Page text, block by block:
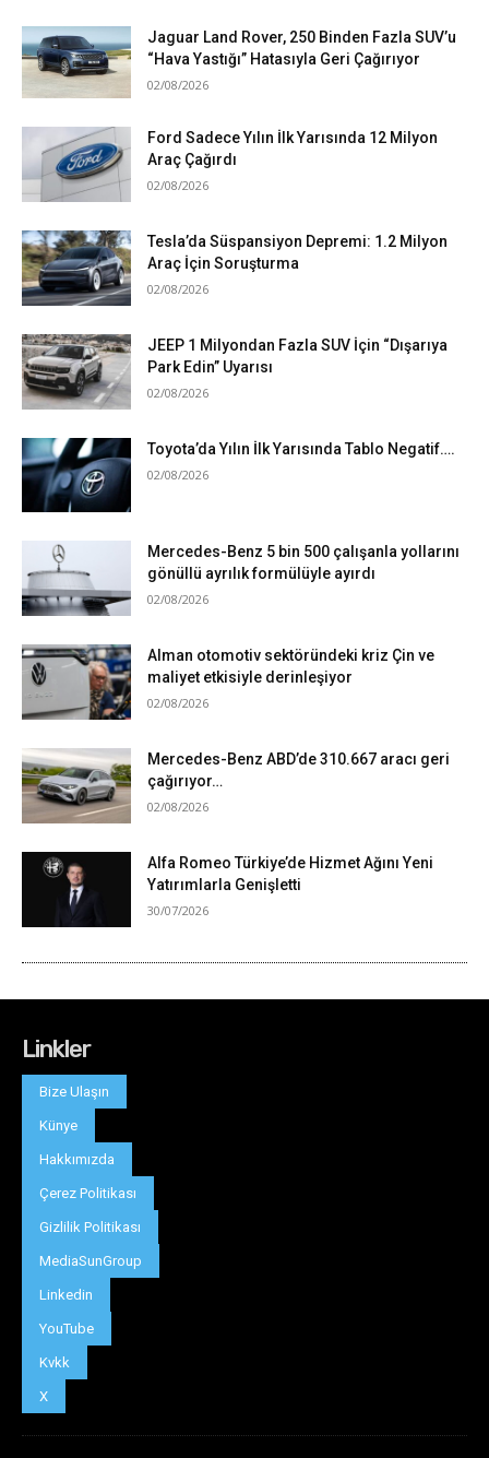
Linkler
Bize Ulaşın
Künye
Hakkımızda
Çerez Politikası
Gizlilik Politikası
MediaSunGroup
Linkedin
YouTube
Kvkk
X